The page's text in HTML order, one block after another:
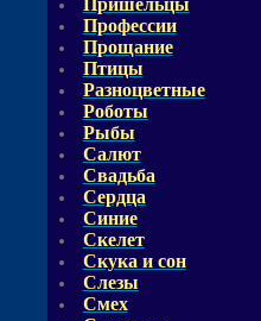
Пришельцы
Профессии
Прощание
Птицы
Разноцветные
Роботы
Рыбы
Салют
Свадьба
Сердца
Синие
Скелет
Скука и сон
Слезы
Смех